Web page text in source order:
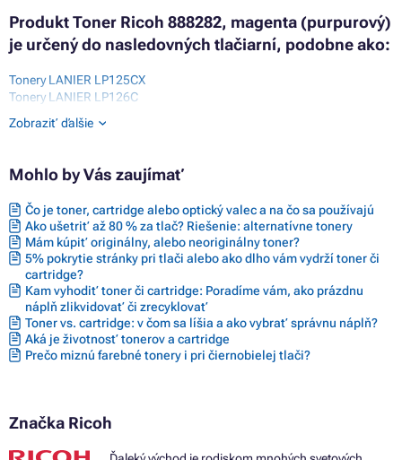
Produkt Toner Ricoh 888282, magenta (purpurový)
je určený do nasledovných tlačiarní, podobne ako:
Tonery LANIER LP125CX
Tonery LANIER LP126C
Tonery LANIER LP126CX
Tonery RICOH AFICIO CL4000 SERIES
Tonery RICOH AFICIO CL4000HDN
Tonery RICOH AFICIO SP C410 SERIES
Tonery RICOH AFICIO SPC410DN
Tonery RICOH AFICIO SPC411DN
Tonery RICOH AFICIO SPC420DN
Tonery RICOH CL4000
Tonery RICOH CL4000 SERIES
Tonery RICOH CL4000DN
Tonery RICOH CL4000HDN
Zobraziť ďalšie
Mohlo by Vás zaujímať
Čo je toner, cartridge alebo optický valec a na čo sa používajú
Ako ušetriť až 80 % za tlač? Riešenie: alternatívne tonery
Mám kúpiť originálny, alebo neoriginálny toner?
5% pokrytie stránky pri tlači alebo ako dlho vám vydrží toner či
cartridge?
Kam vyhodiť toner či cartridge: Poradíme vám, ako prázdnu
náplň zlikvidovať či zrecyklovať
Toner vs. cartridge: v čom sa líšia a ako vybrať správnu náplň?
Aká je životnosť tonerov a cartridge
Prečo miznú farebné tonery i pri čiernobielej tlači?
Značka Ricoh